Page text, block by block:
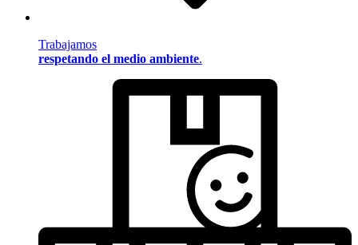
Trabajamos
respetando el medio ambiente.